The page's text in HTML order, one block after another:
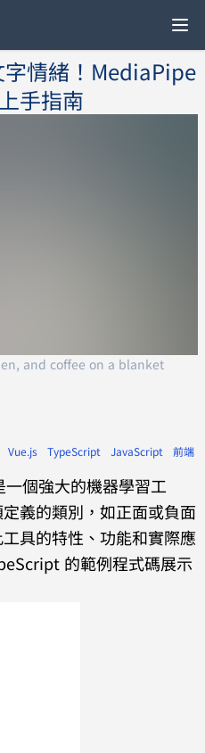
情緒！MediaPipe
手指南
and coffee on a blanket
Vue.js TypeScript JavaScript
前端
個強大的機器學習工
義的類別，如正面或負面
具的特性、功能和實際應
的範例程式碼展示